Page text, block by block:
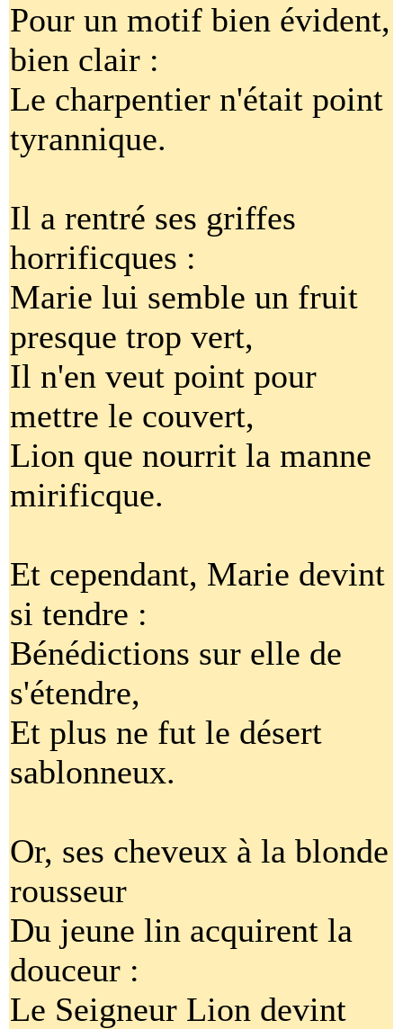
Pour un motif bien évident,
bien clair :
Le charpentier n'était point
tyrannique.
Il a rentré ses griffes
horrificques :
Marie lui semble un fruit
presque trop vert,
Il n'en veut point pour
mettre le couvert,
Lion que nourrit la manne
mirificque.
Et cependant, Marie devint
si tendre :
Bénédictions sur elle de
s'étendre,
Et plus ne fut le désert
sablonneux.
Or, ses cheveux à la blonde
rousseur
Du jeune lin acquirent la
douceur :
Le Seigneur Lion devint